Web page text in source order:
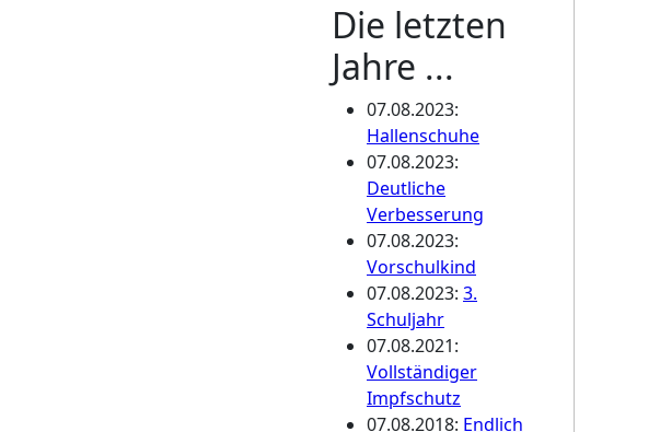
Die letzten
Jahre ...
07.08.2023:
Hallenschuhe
07.08.2023:
Deutliche
Verbesserung
07.08.2023:
Vorschulkind
07.08.2023: 3.
Schuljahr
07.08.2021:
Vollständiger
Impfschutz
07.08.2018: Endlich